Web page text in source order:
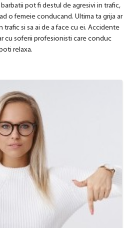
pot fi destul de agresivi in trafic,
o femeie conducand. Ultima ta grija ar
trafic si sa ai de a face cu ei. Accidente
cu soferii profesionisti care conduc
relaxa.